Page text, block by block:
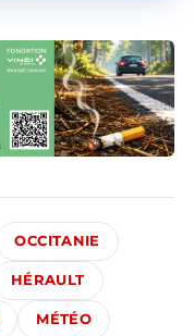
OCCITANIE
HÉRAULT
MÉTÉO